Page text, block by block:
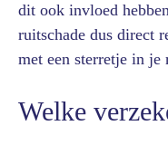
dit ook invloed
ruitschade dus direct
met een sterretje in je
Welke